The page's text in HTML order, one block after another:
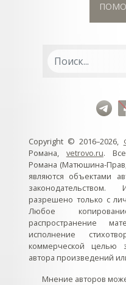
Copyright © 2016–2026,
Романа, vetrovo.ru.
Романа (Матюшина-
являются объектами
законодательством.
разрешено только с
Любое
распространение
исполнение
коммерческой целью
автора произведений
Мнение авторов